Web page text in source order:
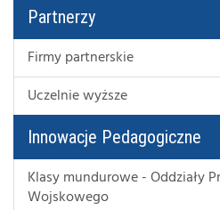
Partnerzy
Firmy partnerskie
Uczelnie wyższe
Innowacje Pedagogiczne
Klasy mundurowe - Oddziały
Wojskowego